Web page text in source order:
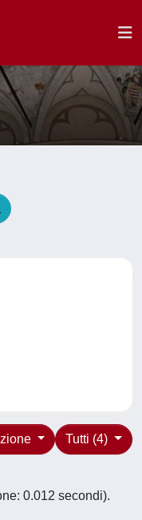
Tutti (4)
0.012 secondi).